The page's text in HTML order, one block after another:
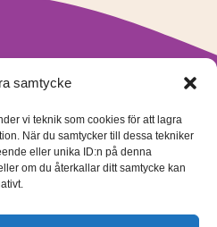
samtycke
vi teknik som cookies för att lagra
När du samtycker till dessa tekniker
eller unika ID:n på denna
om du återkallar ditt samtycke kan
HÖRNAN ligger i Sibbo.